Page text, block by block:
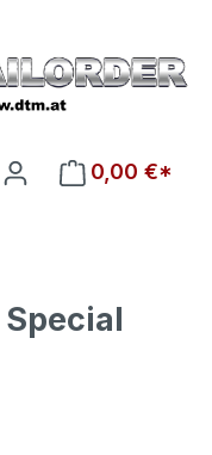
0 Produkte auf
0,00 €*
Special